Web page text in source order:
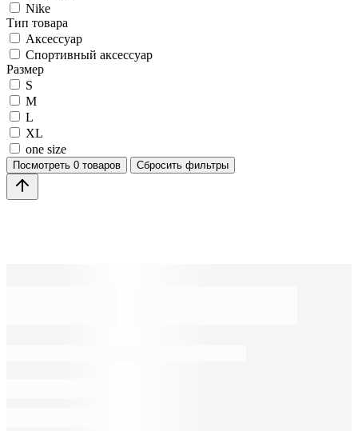
Nike
Тип товара
Аксессуар
Спортивный аксессуар
Размер
S
M
L
XL
one size
Посмотреть 0 товаров Сбросить фильтры